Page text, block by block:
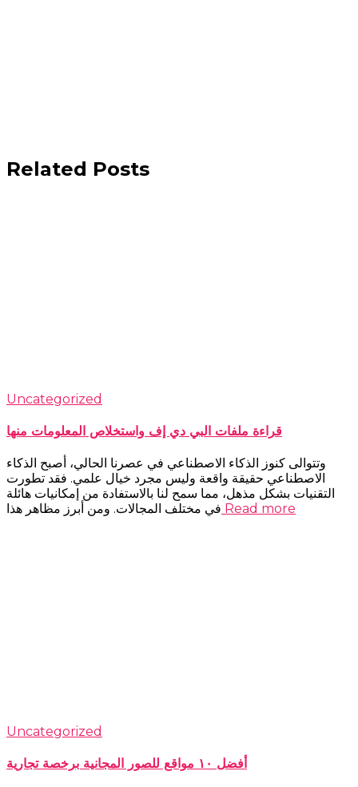
Related Posts
Uncategorized
قراءة ملفات البي دي إف واستخلاص المعلومات منها
وتتوالى كنوز الذكاء الاصطناعي في عصرنا الحالي، أصبح الذكاء
الاصطناعي حقيقة واقعة وليس مجرد خيال علمي. فقد تطورت
التقنيات بشكل مذهل، مما سمح لنا بالاستفادة من إمكانيات هائلة
في مختلف المجالات. ومن أبرز مظاهر هذا Read more
Uncategorized
أفضل ١٠ مواقع للصور المجانية برخصة تجارية